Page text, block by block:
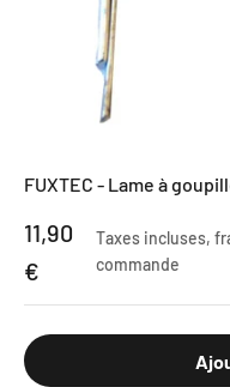
FUXTEC - Lame à
Prix de vente
11,90
€
Taxes incluses,
commande